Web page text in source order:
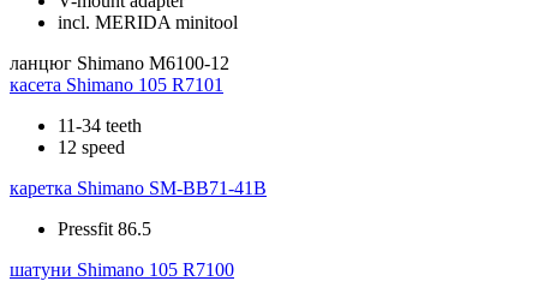
incl. MERIDA minitool
ланцюг Shimano M6100-12
касета Shimano 105 R7101
11-34 teeth
12 speed
каретка Shimano SM-BB71-41B
Pressfit 86.5
шатуни Shimano 105 R7100